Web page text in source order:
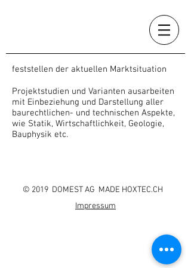
feststellen der aktuellen Marktsituation
Projektstudien und Varianten ausarbeiten
mit Einbeziehung und Darstellung aller
baurechtlichen- und technischen Aspekte,
wie Statik, Wirtschaftlichkeit, Geologie,
Bauphysik etc.
© 2019 DOMEST AG MADE HOXTEC.CH
Impressum